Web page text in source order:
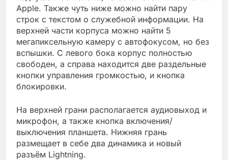
Apple. Также чуть ниже можно найти пару
строк с текстом о служебной информации. На
верхней части корпуса можно найти 5
мегапиксельную камеру с автофокусом, но без
вспышки. С левого бока корпус полностью
свободен, а справа находится две раздельные
кнопки управления громкостью, и кнопка
блокировки.
На верхней грани располагается аудиовыход и
микрофон, а также кнопка включения/
выключения планшета. Нижняя грань
размещает в себе два динамика и новый
разъём Lightning.